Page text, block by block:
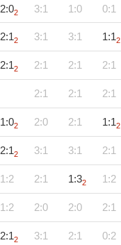
2:02 3:1 1:0 0:1
2:12 3:1 3:1 1:12
2:12 2:1 2:1 2:1
2:1 2:1 2:1
1:02 2:0 2:1 1:12
2:12 3:1 3:1 2:1
1:2 2:1 1:32 1:2
1:2 2:0 2:0 2:1
2:12 3:1 2:1 0:2